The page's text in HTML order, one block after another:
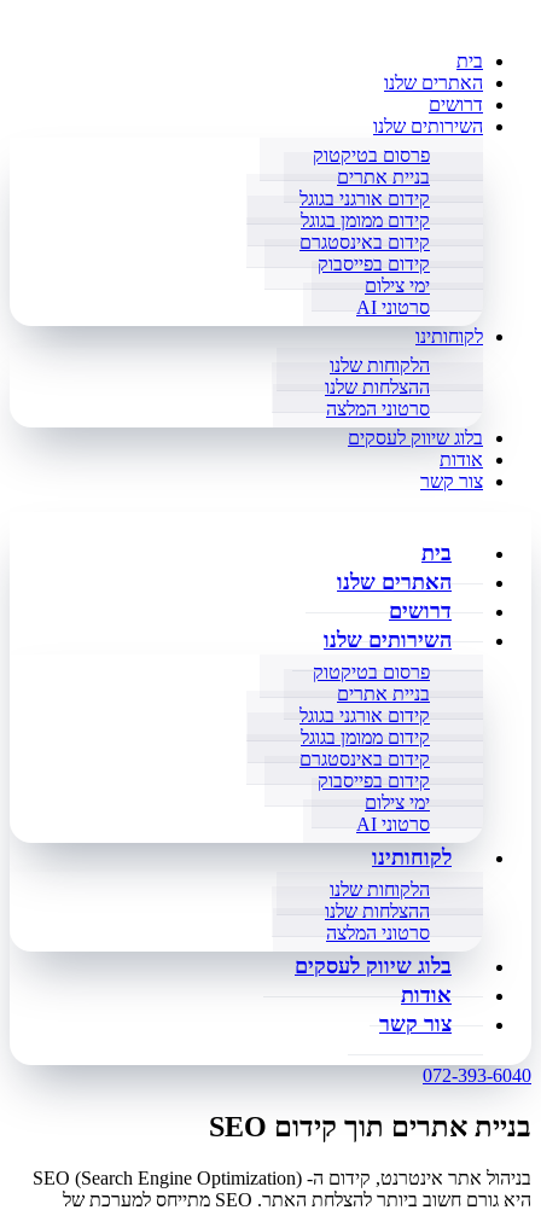
בית
האתרים שלנו
דרושים
השירותים שלנו
פרסום בטיקטוק
בניית אתרים
קידום אורגני בגוגל
קידום ממומן בגוגל
קידום באינסטגרם
קידום בפייסבוק
ימי צילום
סרטוני AI
לקוחותינו
הלקוחות שלנו
ההצלחות שלנו
סרטוני המלצה
בלוג שיווק לעסקים
אודות
צור קשר
בית
האתרים שלנו
דרושים
השירותים שלנו
פרסום בטיקטוק
בניית אתרים
קידום אורגני בגוגל
קידום ממומן בגוגל
קידום באינסטגרם
קידום בפייסבוק
ימי צילום
סרטוני AI
לקוחותינו
הלקוחות שלנו
ההצלחות שלנו
סרטוני המלצה
בלוג שיווק לעסקים
אודות
צור קשר
072-393-6040
בניית אתרים תוך קידום SEO
בניהול אתר אינטרנט, קידום ה- SEO (Search Engine Optimization)
היא גורם חשוב ביותר להצלחת האתר. SEO מתייחס למערכת של